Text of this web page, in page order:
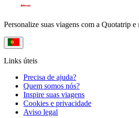
Personalize suas viagens com a Quotatrip
Links úteis
Precisa de ajuda?
Quem somos nós?
Inspire suas viagens
Cookies e privacidade
Aviso legal